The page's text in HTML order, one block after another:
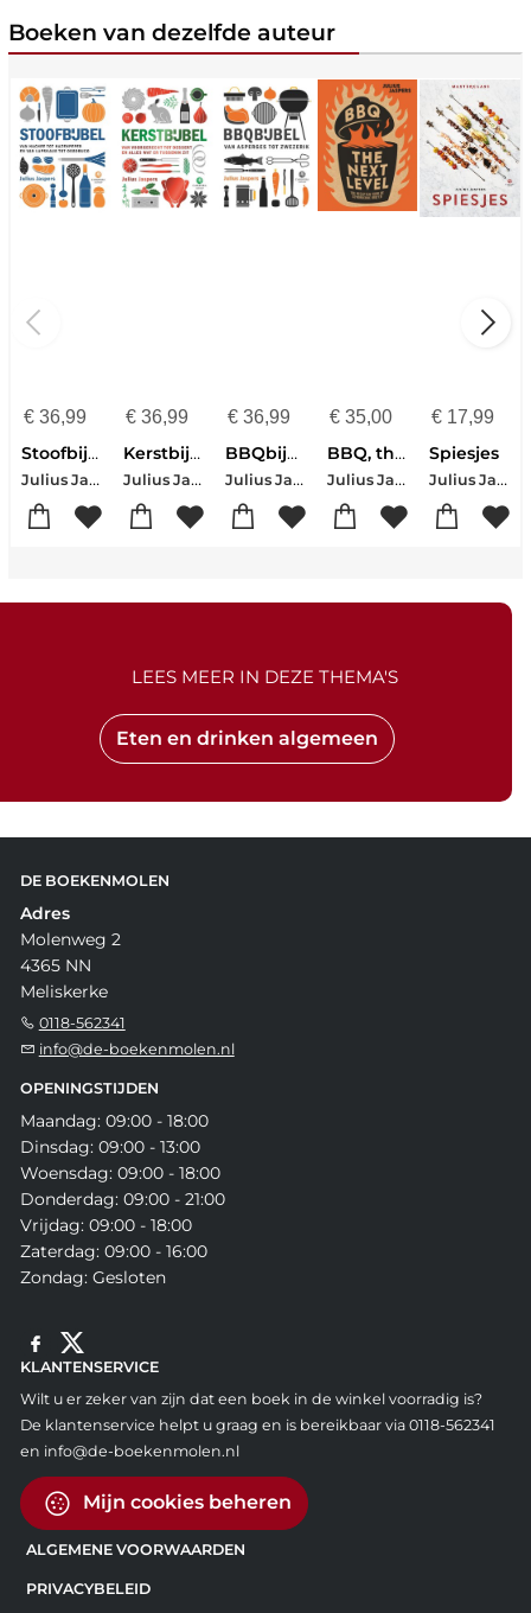
Boeken van dezelfde auteur
€36,99
Stoofbijbel
Julius Jaspers
€36,99
Kerstbijbel
Julius Jaspers
€ 36,99
BBQbijbel
Julius Jaspers
€ 35,00
BBQ, the next level
Julius Jaspers
€ 17,99
Spiesjes
Julius Jaspers
Eten en drinken algemeen
LEES MEER IN DEZE THEMA'S
DE BOEKENMOLEN
Adres
Molenweg 2
4365 NN
Meliskerke
0118-562341
info@de-boekenmolen.nl
OPENINGSTIJDEN
Maandag: 09:00 - 18:00
Dinsdag: 09:00 - 13:00
Woensdag: 09:00 - 18:00
Donderdag: 09:00 - 21:00
Vrijdag: 09:00 - 18:00
Zaterdag: 09:00 - 16:00
Zondag: Gesloten
KLANTENSERVICE
Wilt u er zeker van zijn dat een boek in de winkel voorradig is?
De klantenservice helpt u graag en is bereikbaar via 0118-562341
en info@de-boekenmolen.nl
Mijn cookies beheren
ALGEMENE VOORWAARDEN
PRIVACYBELEID